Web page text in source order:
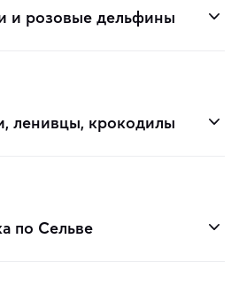
и розовые дельфины
ленивцы, крокодилы
по Сельве